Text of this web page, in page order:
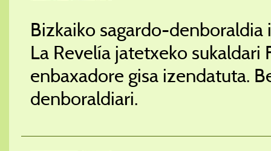
Bizkaiko sagardo-
La Revelía jatetxeko
enbaxadore gisa izendatuta.
denboraldiari.